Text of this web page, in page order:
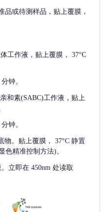
品或待测样品，贴上覆膜，
工作液，贴上覆膜， 37°C
钟。
和素(SABC)工作液，贴上
钟。
物。贴上覆膜， 37°C 静置
色精准控制方法)。
立即在 450nm 处读取